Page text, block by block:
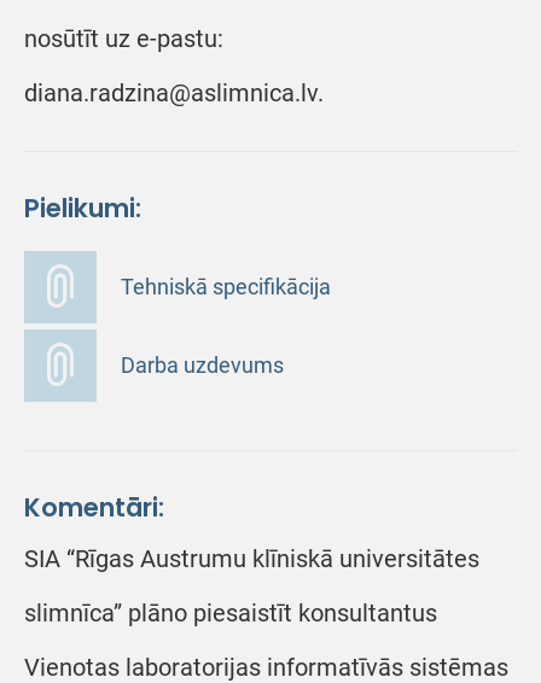
nosūtīt uz e-pastu:
diana.radzina@aslimnica.lv.
Pielikumi:
Tehniskā specifikācija
Darba uzdevums
Komentāri:
SIA “Rīgas Austrumu klīniskā universitātes
slimnīca” plāno piesaistīt konsultantus
Vienotas laboratorijas informatīvās sistēmas